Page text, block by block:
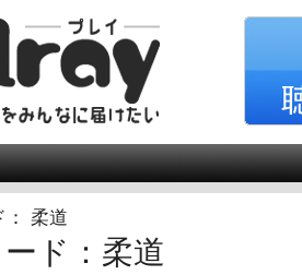
： 柔道
ド：柔道